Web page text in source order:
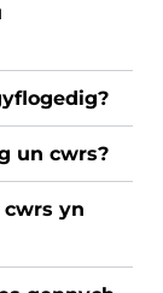
un cwrs?
yn